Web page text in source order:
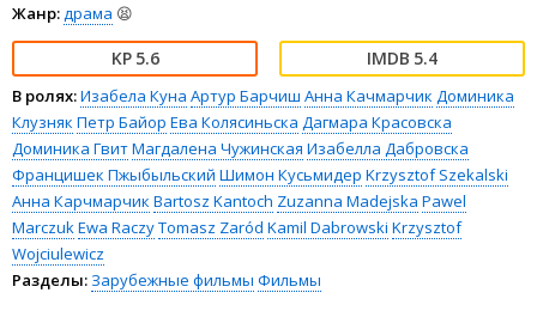
Жанр: драма 😫
5.6 5.4
В ролях:Изабела Куна Артур Барчиш Анна Качмарчик Доминика
Клузняк Петр Байор Ева Колясиньска Дагмара Красовска
Доминика ГвитМагдалена Чужинская Изабелла Дабровска
Францишек Пжыбыльский Шимон Кусьмидер Krzysztof Szekalski
Анна Карчмарчик Bartosz Kantoch Zuzanna Madejska Pawel
Marczuk Ewa RaczyTomasz Zaród Kamil Dabrowski Krzysztof
Wojciulewicz
Разделы: Зарубежные фильмы Фильмы